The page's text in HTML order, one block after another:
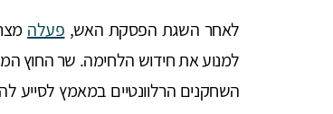
לאחר השגת הפסקת האש, פעלה
למנוע את חידוש הלחימה. שר החוץ
השחקנים הרלוונטיים במאמץ לסייע